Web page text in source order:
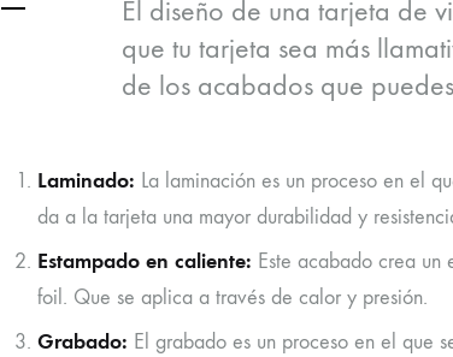
El diseño de una tarjeta de
que tu tarjeta sea más
de los acabados que
Laminado: La laminación es un proceso en el
da a la tarjeta una mayor durabilidad y
Estampado en caliente: Este acabado crea
foil. Que se aplica a través de calor y presión.
Grabado: El grabado es un proceso en el que